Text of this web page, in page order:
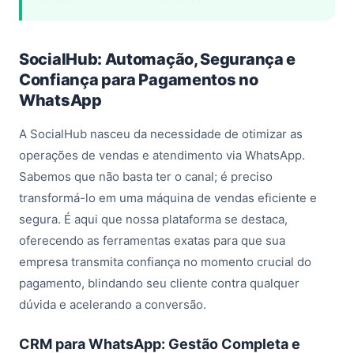
SocialHub: Automação, Segurança e
Confiança para Pagamentos no
WhatsApp
A SocialHub nasceu da necessidade de otimizar as
operações de vendas e atendimento via WhatsApp.
Sabemos que não basta ter o canal; é preciso
transformá-lo em uma máquina de vendas eficiente e
segura. É aqui que nossa plataforma se destaca,
oferecendo as ferramentas exatas para que sua
empresa transmita confiança no momento crucial do
pagamento, blindando seu cliente contra qualquer
dúvida e acelerando a conversão.
CRM para WhatsApp: Gestão Completa e